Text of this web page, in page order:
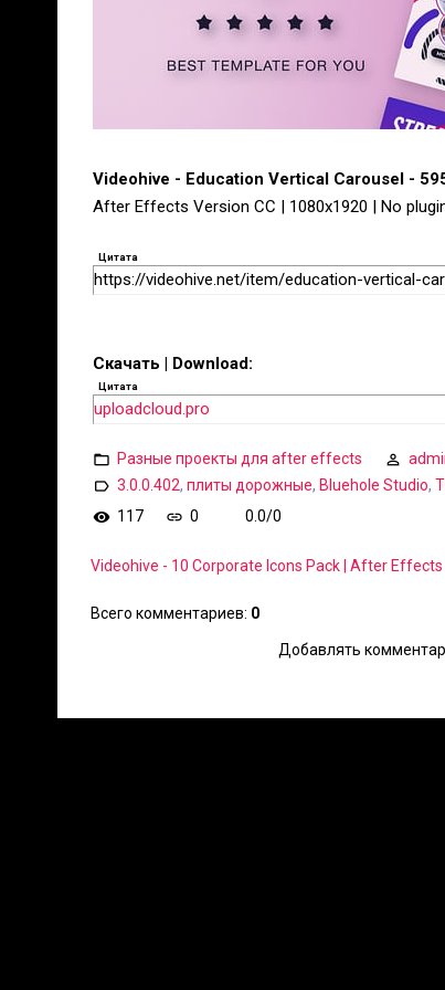
Videohive - Education Vertical Carousel -
After Effects Version CC | 1080x1920 | No
Цитата
https://videohive.net/item/education-vertical-
Скачать | Download:
Цитата
uploadcloud.pro
Разные проекты для after effects
3.0.0.402, плиты дорожные, Bluehole Studio,
117
0 0.0/0
Videohive - 10 Corporate Icons Pack | After Effects
Всего комментариев: 0
Добавлять